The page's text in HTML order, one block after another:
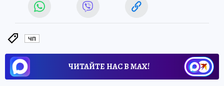
ЧП
ЧИТАЙТЕ НАС В МАХ!